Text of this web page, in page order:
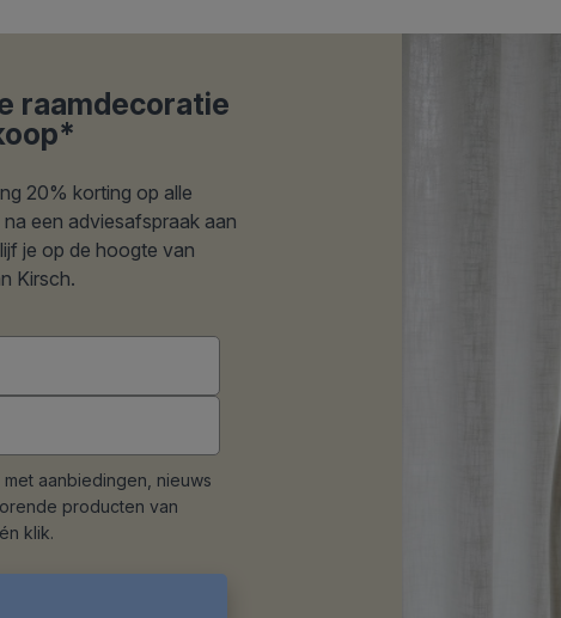
raamdecoratie
20% korting op alle
een adviesafspraak aan
je op de hoogte van
Kirsch.
aanbiedingen, nieuws
producten van
klik.